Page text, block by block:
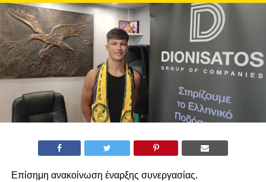
Επίσημη ανακοίνωση έναρξης συνεργασίας.